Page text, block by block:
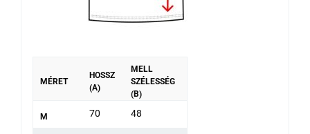
MÉRET
HOSSZ
(A)
MELL
SZÉLESSÉG
(B)
M 70 48